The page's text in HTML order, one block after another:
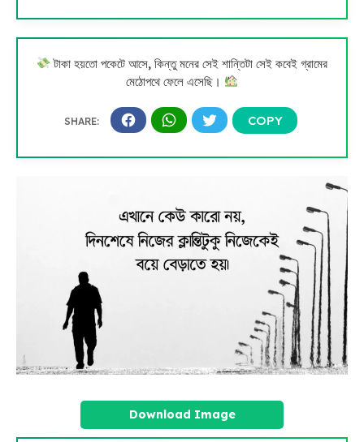
টাকা হয়তো পকেটে আসে, কিন্তু মনের সেই শান্তিটা সেই কবেই গ্রামের
মেঠোপথে ফেলে এসেছি।
Download Image